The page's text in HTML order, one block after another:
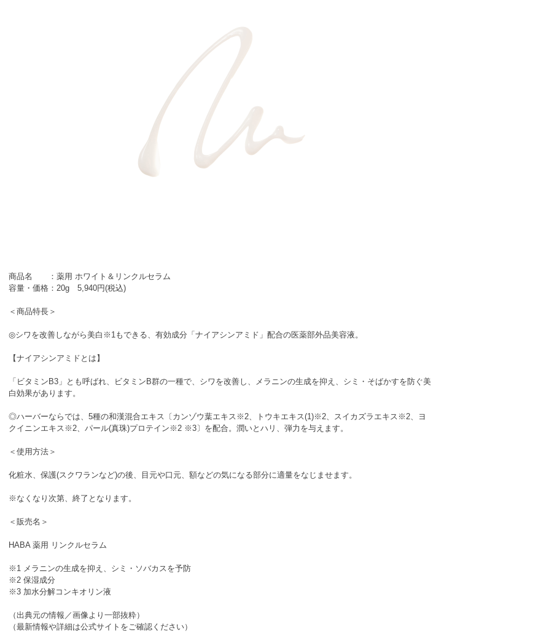
商品名 ：薬用 ホワイト＆リンクルセラム
容量・価格：20g 5,940円(税込)
＜商品特長＞
◎シワを改善しながら美白※1もできる、有効成分「ナイアシンアミド」配合の医薬部外品美容液。
【ナイアシンアミドとは】
「ビタミンB3」とも呼ばれ、ビタミンB群の一種で、シワを改善し、メラニンの生成を抑え、シミ・そばかすを防ぐ美
白効果があります。
◎ハーバーならでは、5種の和漢混合エキス〔カンゾウ葉エキス※2、トウキエキス(1)※2、スイカズラエキス※2、ヨ
クイニンエキス※2、パール(真珠)プロテイン※2 ※3〕を配合。潤いとハリ、弾力を与えます。
＜使用方法＞
化粧水、保護(スクワランなど)の後、目元や口元、額などの気になる部分に適量をなじませます。
※なくなり次第、終了となります。
＜販売名＞
HABA 薬用 リンクルセラム
※1 メラニンの生成を抑え、シミ・ソバカスを予防
※2 保湿成分
※3 加水分解コンキオリン液
（出典元の情報／画像より一部抜粋）
（最新情報や詳細は公式サイトをご確認ください）